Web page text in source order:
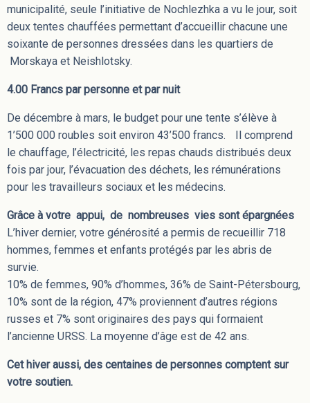
municipalité, seule l’initiative de Nochlezhka a vu le jour, soit
deux tentes chauffées permettant d’accueillir chacune une
soixante de personnes dressées dans les quartiers de
Morskaya et Neishlotsky.
4.00 Francs par personne et par nuit
De décembre à mars, le budget pour une tente s’élève à
1’500 000 roubles soit environ 43’500 francs. Il comprend
le chauffage, l’électricité, les repas chauds distribués deux
fois par jour, l’évacuation des déchets, les rémunérations
pour les travailleurs sociaux et les médecins.
Grâce à votre appui, de nombreuses vies sont épargnées
L’hiver dernier, votre générosité a permis de recueillir 718
hommes, femmes et enfants protégés par les abris de
survie.
10% de femmes, 90% d’hommes, 36% de Saint-Pétersbourg,
10% sont de la région, 47% proviennent d’autres régions
russes et 7% sont originaires des pays qui formaient
l’ancienne URSS. La moyenne d’âge est de 42 ans.
Cet hiver aussi, des centaines de personnes comptent sur
votre soutien.